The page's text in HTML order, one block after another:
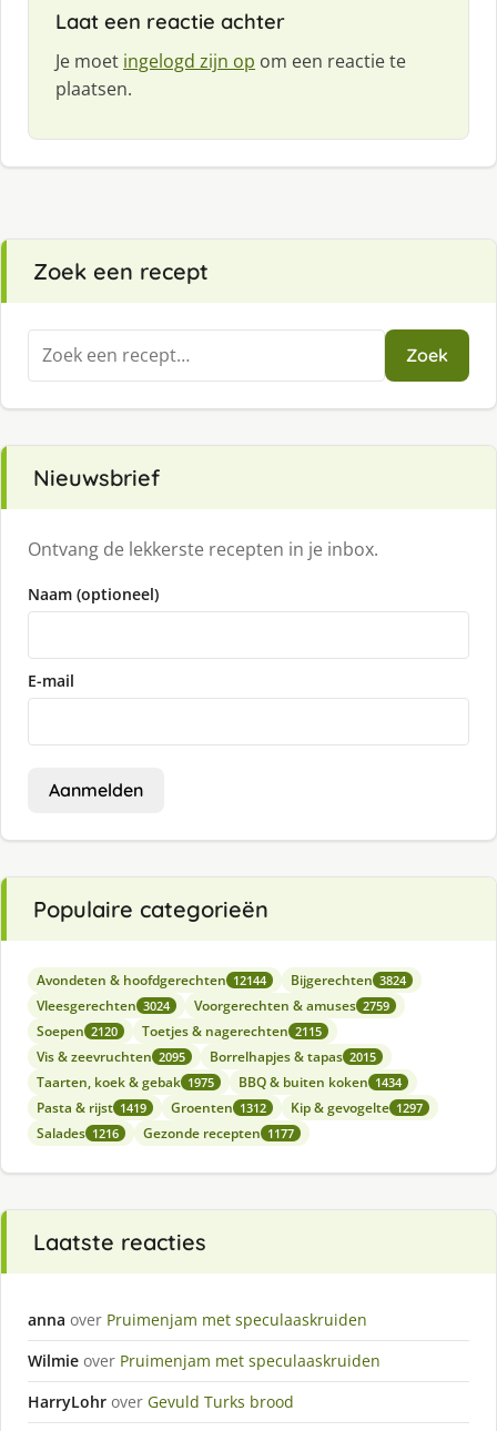
Laat een reactie achter
Je moet ingelogd zijn op om een reactie te
plaatsen.
Zoek een recept
Zoeken
naar:
Zoek
Nieuwsbrief
Ontvang de lekkerste recepten in je inbox.
Naam (optioneel)
E-mail
Aanmelden
Populaire categorieën
Avondeten & hoofdgerechten 12144 Bijgerechten 3824
Vleesgerechten 3024 Voorgerechten & amuses 2759
Soepen 2120 Toetjes & nagerechten 2115
Vis & zeevruchten 2095 Borrelhapjes & tapas 2015
Taarten, koek & gebak 1975 BBQ & buiten koken 1434
Pasta & rijst 1419 Groenten 1312 Kip & gevogelte 1297
Salades 1216 Gezonde recepten 1177
Laatste reacties
anna over Pruimenjam met speculaaskruiden
Wilmie over Pruimenjam met speculaaskruiden
HarryLohr over Gevuld Turks brood